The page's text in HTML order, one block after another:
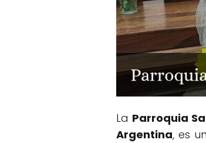
La Parroquia
Argentina, es